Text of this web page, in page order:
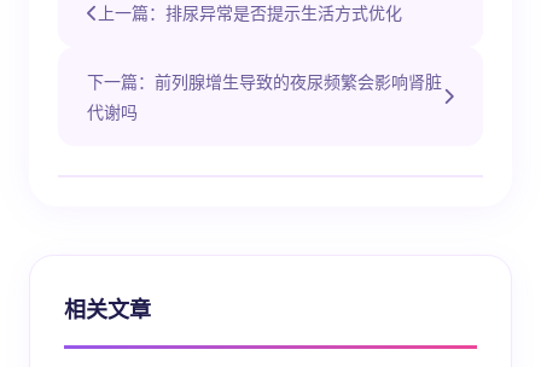
上一篇：排尿异常是否提示生活方式优化
下一篇：前列腺增生导致的夜尿频繁会影响肾脏
代谢吗
相关文章